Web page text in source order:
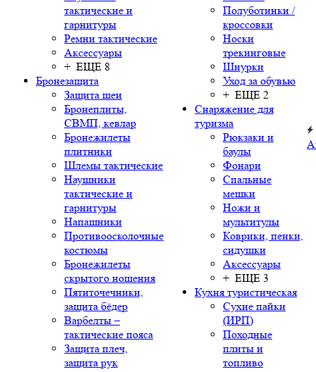
тактические и
гарнитуры
Ремни тактические
Аксессуары
+ ЕЩЕ 8
Бронезащита
Защита шеи
Бронеплиты,
СВМП, кевлар
Бронежилеты
плитники
Шлемы тактические
Наушники
тактические и
гарнитуры
Напашники
Противоосколочные
костюмы
Бронежилеты
скрытого ношения
Пятиточечники,
защита бёдер
Варбелты –
тактические пояса
Защита плеч,
защита рук
Полуботинки /
кроссовки
Носки
трекинговые
Шнурки
Уход за обувью
+ ЕЩЕ 2
Снаряжение для
туризма
Рюкзаки и
баулы
Фонари
Спальные
мешки
Ножи и
мультитулы
Коврики, пенки,
сидушки
Аксессуары
+ ЕЩЕ 3
Кухня туристическая
Сухие пайки
(ИРП)
Походные
плиты и
топливо